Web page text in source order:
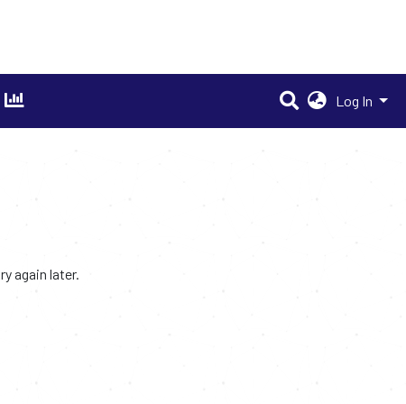
Log In
again later.